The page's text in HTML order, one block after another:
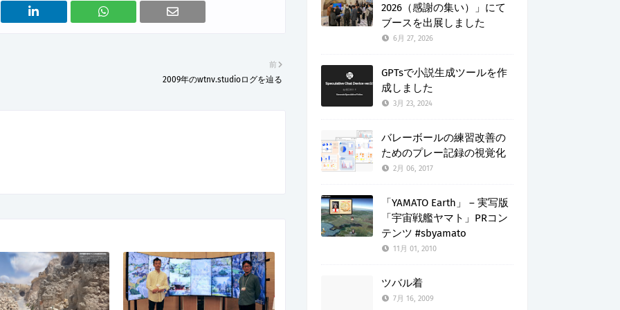
前
2009年のwtnv.studioログを辿る
2026（感謝の集い）」にて
ブースを出展しました
6月 27, 2026
GPTsで小説生成ツールを作
成しました
3月 23, 2024
バレーボールの練習改善の
ためのプレー記録の視覚化
2月 06, 2017
「YAMATO Earth」 – 実写版
「宇宙戦艦ヤマト」PRコン
テンツ #sbyamato
11月 01, 2010
ツバル着
7月 16, 2009